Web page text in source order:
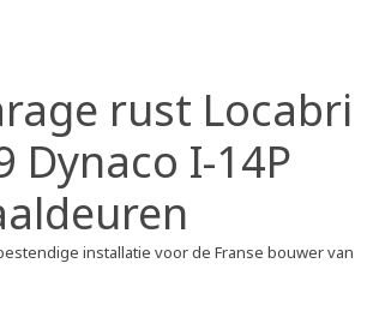
rust Locabri
Dynaco I-14P
installatie voor de Franse bouwer van